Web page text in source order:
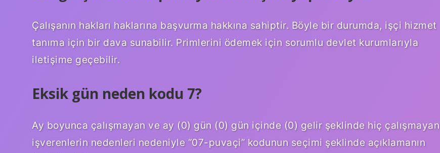
Çalışanın hakları haklarına başvurma hakkına sahiptir. Böyle bir durumda, işçi hizmet
tanıma için bir dava sunabilir. Primlerini ödemek için sorumlu devlet kurumlarıyla
iletişime geçebilir.
Eksik gün neden kodu 7?
Ay boyunca çalışmayan ve ay (0) gün (0) gün içinde (0) gelir şeklinde hiç çalışmayan
işverenlerin nedenleri nedeniyle “07-puvaçi” kodunun seçimi şeklinde açıklamanın